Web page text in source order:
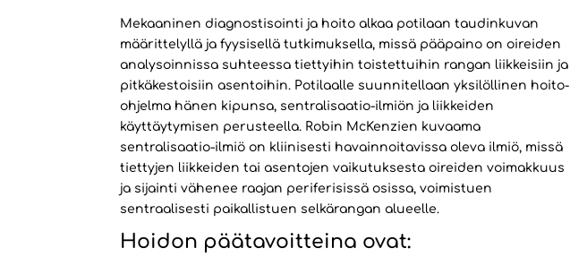
Mekaaninen diagnostisointi ja hoito alkaa potilaan taudinkuvan
määrittelyllä ja fyysisellä tutkimuksella, missä pääpaino on oireiden
analysoinnissa suhteessa tiettyihin toistettuihin rangan liikkeisiin ja
pitkäkestoisiin asentoihin. Potilaalle suunnitellaan yksilöllinen hoito-
ohjelma hänen kipunsa, sentralisaatio-ilmiön ja liikkeiden
käyttäytymisen perusteella. Robin McKenzien kuvaama
sentralisaatio-ilmiö on kliinisesti havainnoitavissa oleva ilmiö, missä
tiettyjen liikkeiden tai asentojen vaikutuksesta oireiden voimakkuus
ja sijainti vähenee raajan periferisissä osissa, voimistuen
sentraalisesti paikallistuen selkärangan alueelle.
Hoidon päätavoitteina ovat: